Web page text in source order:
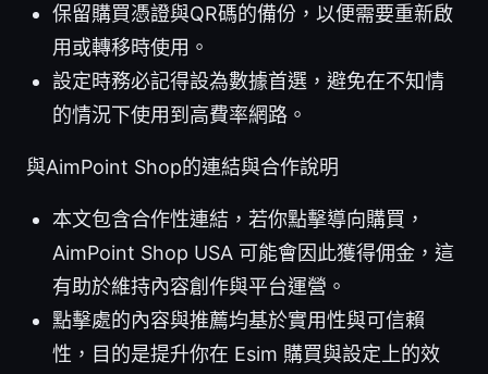
保留購買憑證與QR碼的備份，以便需要重新啟
用或轉移時使用。
設定時務必記得設為數據首選，避免在不知情
的情況下使用到高費率網路。
與AimPoint Shop的連結與合作說明
本文包含合作性連結，若你點擊導向購買，
AimPoint Shop USA 可能會因此獲得佣金，這
有助於維持內容創作與平台運營。
點擊處的內容與推薦均基於實用性與可信賴
性，目的是提升你在 Esim 購買與設定上的效